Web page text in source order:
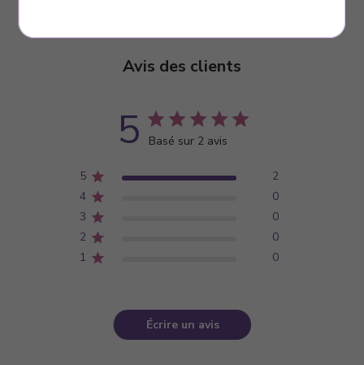
Avis des clients
5 Basé sur 2 avis
5
2
4
0
3
0
2
0
1
0
Écrire un avis